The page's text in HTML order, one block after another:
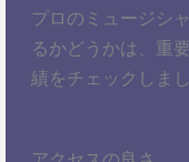
プロのミュージシ
るかどうかは、重
績をチェックしまし